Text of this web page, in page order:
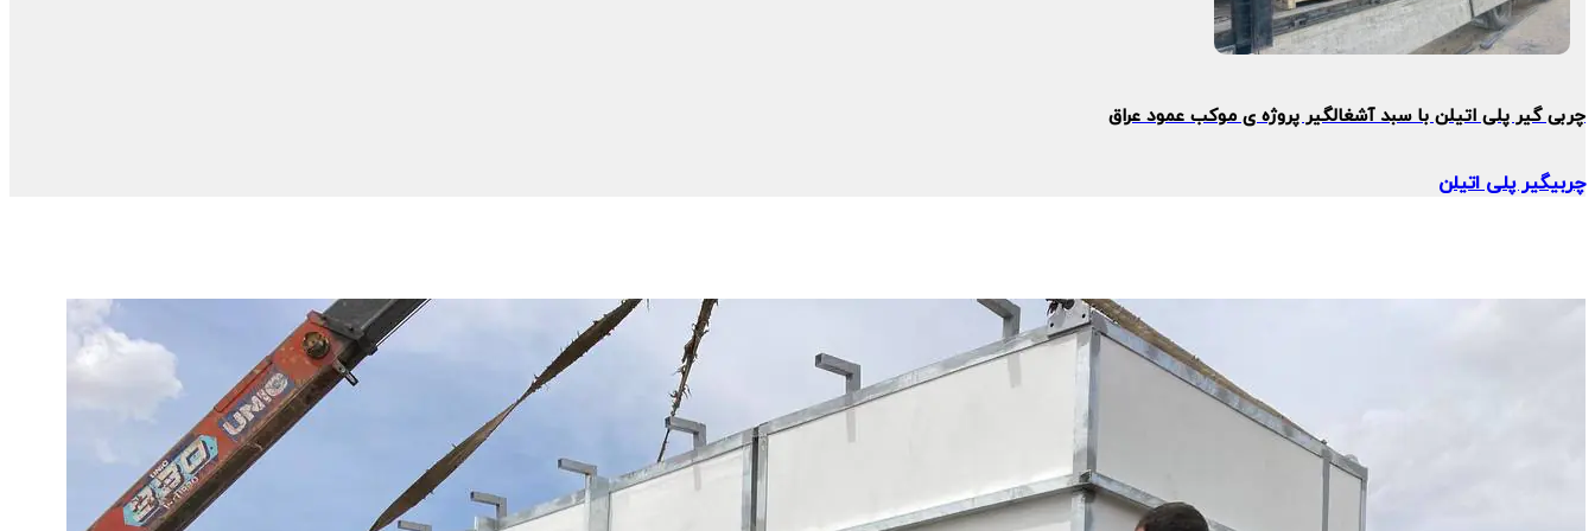
چربی گیر پلی اتیلن با سبد آشغالگیر پروژه ی موکب عمود عراق
چربیگیر پلی اتیلن